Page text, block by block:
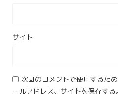
サイト
次回のコメントで使用するた
ールアドレス、サイトを保存する。